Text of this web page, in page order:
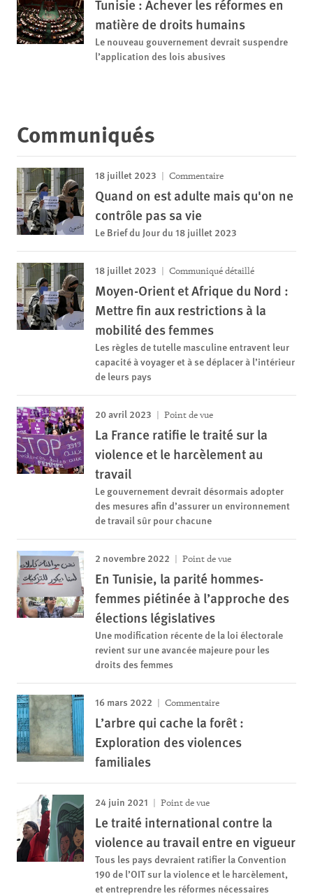
Tunisie : Achever les réformes en
matière de droits humains
Le nouveau gouvernement devrait suspendre
l’application des lois abusives
Communiqués
18 juillet 2023 Commentaire
Quand on est adulte mais qu'on ne
contrôle pas sa vie
Le Brief du Jour du 18 juillet 2023
18 juillet 2023 Communiqué détaillé
Moyen-Orient et Afrique du Nord :
Mettre fin aux restrictions à la
mobilité des femmes
Les règles de tutelle masculine entravent leur
capacité à voyager et à se déplacer à l’intérieur
de leurs pays
20 avril 2023 Point de vue
La France ratifie le traité sur la
violence et le harcèlement au
travail
Le gouvernement devrait désormais adopter
des mesures afin d’assurer un environnement
de travail sûr pour chacune
2 novembre 2022 Point de vue
En Tunisie, la parité hommes-
femmes piétinée à l’approche des
élections législatives
Une modification récente de la loi électorale
revient sur une avancée majeure pour les
droits des femmes
16 mars 2022 Commentaire
L’arbre qui cache la forêt :
Exploration des violences
familiales
24 juin 2021 Point de vue
Le traité international contre la
violence au travail entre en vigueur
Tous les pays devraient ratifier la Convention
190 de l’OIT sur la violence et le harcèlement,
et entreprendre les réformes nécessaires